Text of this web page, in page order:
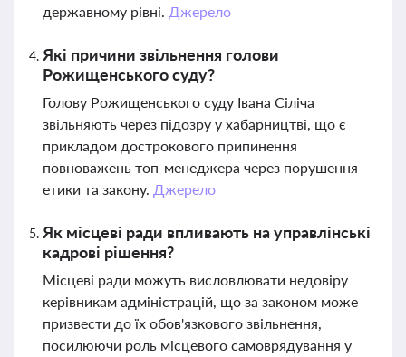
державному рівні. Джерело
Які причини звільнення голови
Рожищенського суду?
Голову Рожищенського суду Івана Сіліча
звільняють через підозру у хабарництві, що є
прикладом дострокового припинення
повноважень топ-менеджера через порушення
етики та закону. Джерело
Як місцеві ради впливають на управлінські
кадрові рішення?
Місцеві ради можуть висловлювати недовіру
керівникам адміністрацій, що за законом може
призвести до їх обов'язкового звільнення,
посилюючи роль місцевого самоврядування у